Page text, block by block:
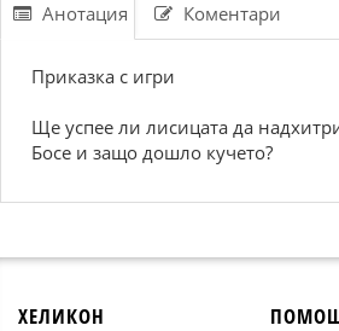
Анотация Коментари
Приказка с игри
Ще успее ли лисицата да
Босе и защо дошло кучето?
ХЕЛИКОН